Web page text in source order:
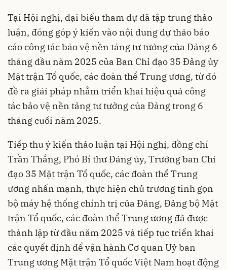
Tại Hội nghị, đại biểu tham dự đã tập trung thảo
luận, đóng góp ý kiến vào nội dung dự thảo báo
cáo công tác bảo vệ nền tảng tư tưởng của Đảng 6
tháng đầu năm 2025 của Ban Chỉ đạo 35 Đảng ủy
Mặt trận Tổ quốc, các đoàn thể Trung ương, từ đó
đề ra giải pháp nhằm triển khai hiệu quả công
tác bảo vệ nền tảng tư tưởng của Đảng trong 6
tháng cuối năm 2025.
Tiếp thu ý kiến thảo luận tại Hội nghị, đồng chí
Trần Thắng, Phó Bí thư Đảng ủy, Trưởng ban Chỉ
đạo 35 Mặt trận Tổ quốc, các đoàn thể Trung
ương nhấn mạnh, thực hiện chủ trương tinh gọn
bộ máy hệ thống chính trị của Đảng, Đảng bộ Mặt
trận Tổ quốc, các đoàn thể Trung ương đã được
thành lập từ đầu năm 2025 và tiếp tục triển khai
các quyết định để vận hành Cơ quan Uỷ ban
Trung ương Mặt trận Tổ quốc Việt Nam hoạt động